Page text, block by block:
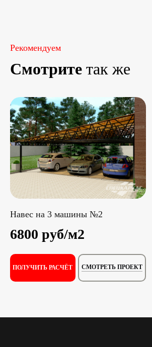
Рекомендуем
Смотрите так же
Навес на 3 машины №2
6800 руб/м2
ПОЛУЧИТЬ РАСЧЁТ СМОТРЕТЬ ПРОЕКТ